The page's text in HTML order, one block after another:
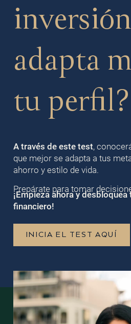
adapta
tu perfil?
A través de este test,
que mejor se adapta a tus
ahorro y estilo de vida.
Prepárate para tomar
¡Empieza ahora y
financiero!
INICIA EL TEST AQUÍ